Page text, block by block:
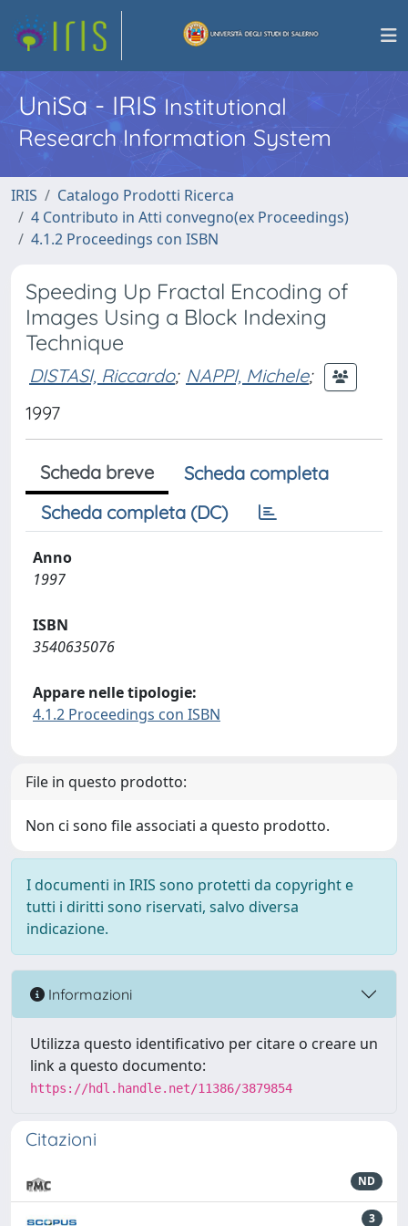
UniSa - IRISInstitutional
Research Information System
IRIS
Catalogo Prodotti Ricerca
4 Contributo in Atti convegno(ex Proceedings)
4.1.2 Proceedings con ISBN
Speeding Up Fractal Encoding of
Images Using a Block Indexing
Technique
DISTASI, Riccardo; NAPPI, Michele;
1997
Scheda breve
Scheda completa
Scheda completa (DC)
Anno
1997
ISBN
3540635076
Appare nelle tipologie:
4.1.2 Proceedings con ISBN
File in questo prodotto:
Non ci sono file associati a questo prodotto.
I documenti in IRIS sono protetti da copyright e
tutti i diritti sono riservati, salvo diversa
indicazione.
Informazioni
Utilizza questo identificativo per citare o creare un
link a questo documento:
https://hdl.handle.net/11386/3879854
Citazioni
ND
3